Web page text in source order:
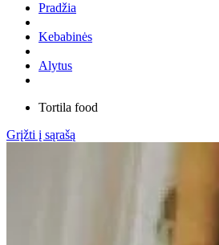
Pradžia
Kebabinės
Alytus
Tortila food
Grįžti į sąrašą